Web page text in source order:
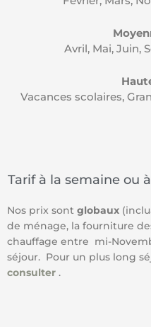
Avril, Mai, Juin,
Vacances scolaires,
Tarif à la semaine ou
Nos prix sont globaux
de ménage, la fourniture
chauffage entre mi-
séjour. Pour un plus long
consulter .